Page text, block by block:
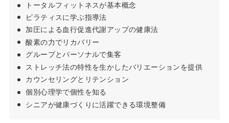
トータルフィットネスが基本概念
ピラティスに学ぶ指導法
加圧による血行促進代謝アップの健康法
酸素の力でリカバリー
グループとパーソナルで集客
ストレッチ法の特性を生かしたバリエーションを提供
カウンセリングとリテンション
個別心理学で個性を知る
シニアが健康づくりに活躍できる環境整備